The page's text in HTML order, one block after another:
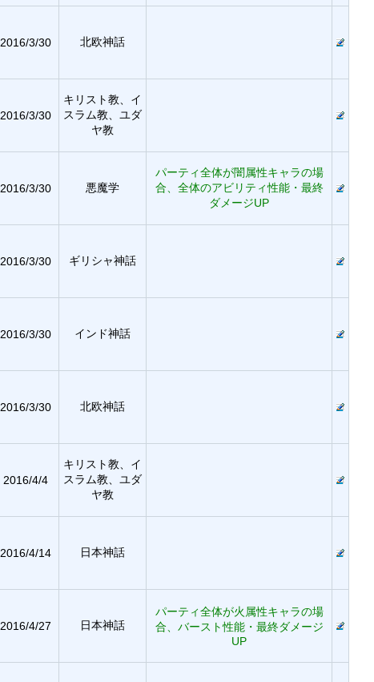
2016/3/30 北欧神話
2016/3/30
キリスト教、イ
スラム教、ユダ
ヤ教
2016/3/30 悪魔学
パーティ全体が闇属性キャラの場
合、全体のアビリティ性能・最終
ダメージUP
2016/3/30 ギリシャ神話
2016/3/30 インド神話
2016/3/30 北欧神話
2016/4/4
キリスト教、イ
スラム教、ユダ
ヤ教
2016/4/14 日本神話
2016/4/27 日本神話
パーティ全体が火属性キャラの場
合、バースト性能・最終ダメージ
UP